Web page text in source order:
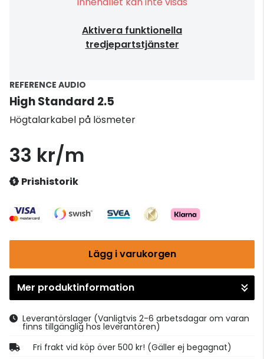
Aktivera funktionella
tredjepartstjänster
REFERENCE AUDIO
High Standard 2.5
Högtalarkabel på lösmeter
33 kr/m
Prishistorik
Lägg i varukorgen
Gå till kassan
Mer produktinformation
Leverantörslager (Vanligtvis 2-6 arbetsdagar om varan
finns tillgänglig hos leverantören)
Fri frakt vid köp över 500 kr! (Gäller ej begagnat)